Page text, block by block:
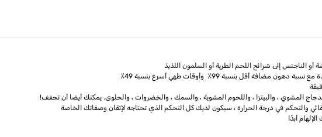
أقل بنسبة 99٪ وأوقات طهي أسرع بنسبة 49٪
أبدًا